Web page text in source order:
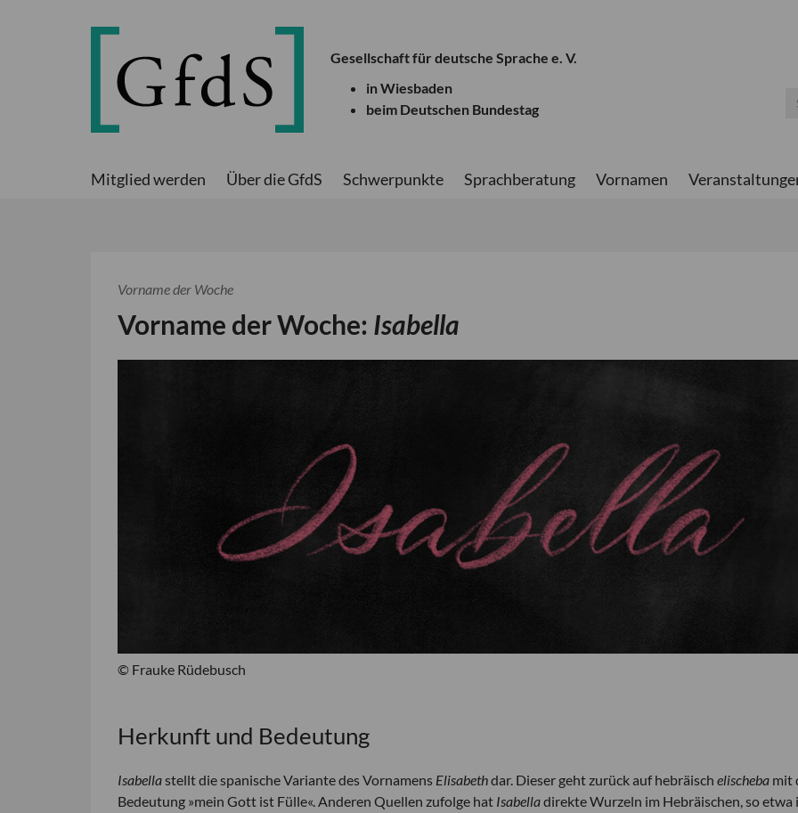
Gesellschaft für deutsche Sprache e. V.
in Wiesbaden
beim Deutschen Bundestag
Mitglied werden Über die GfdS Schwerpunkte Sprachberatung Vornamen
Vorname der Woche
Vorname der Woche: Isabella
© Frauke Rüdebusch
Herkunft und Bedeutung
Isabellastellt die spanische Variante des Vornamens Elisabethdar. Dieser geht zurück auf hebräisch elischeba mit
Bedeutung »mein Gott ist Fülle«. Anderen Quellen zufolge hat Isabelladirekte Wurzeln im Hebräischen, so etwa